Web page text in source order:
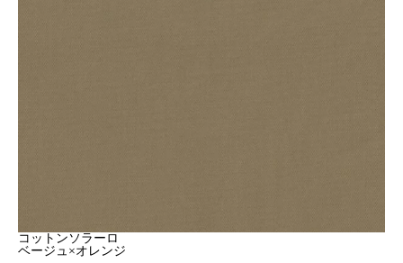
コットンソラーロ
ベージュ×オレンジ